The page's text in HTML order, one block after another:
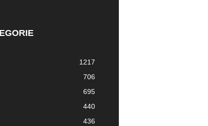
1217
706
695
440
436